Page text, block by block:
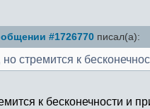
#1726770 писал(а):
но стремится к
к бесконечности и